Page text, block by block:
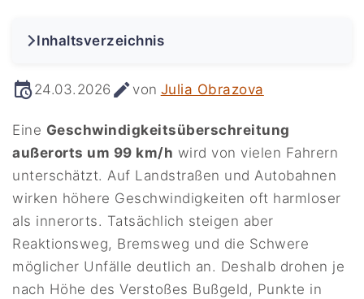
24.03.2026 von Julia Obrazova
Eine Geschwindigkeitsüberschreitung
außerorts um 99 km/h wird von vielen Fahrern
unterschätzt. Auf Landstraßen und Autobahnen
wirken höhere Geschwindigkeiten oft harmloser
als innerorts. Tatsächlich steigen aber
Reaktionsweg, Bremsweg und die Schwere
möglicher Unfälle deutlich an. Deshalb drohen je
nach Höhe des Verstoßes Bußgeld, Punkte in
Inhaltsverzeichnis